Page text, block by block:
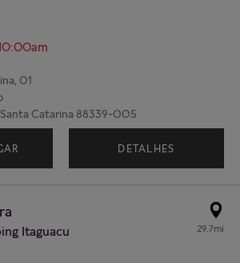
01
Catarina 88339-005
DETALHES
Itaguacu 29.7mi